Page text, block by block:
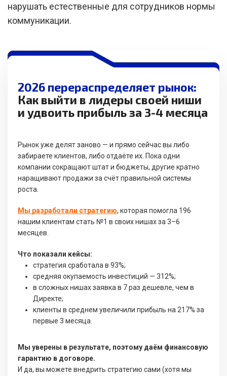
нарушать естественные для сотрудников нормы
коммуникации.
2026 перераспределяет рынок:
Как выйти в лидеры своей ниши
и удвоить прибыль за 3-4 месяца
Рынок уже делят заново — и прямо сейчас вы либо
забираете клиентов, либо отдаёте их. Пока одни
компании сокращают штат и бюджеты, другие кратно
наращивают продажи за счёт правильной системы
роста.
Мы разработали стратегию, которая помогла 196
нашим клиентам стать №1 в своих нишах за 3–6
месяцев.
Что показали кейсы:
стратегия сработала в 93%;
средняя окупаемость инвестиций — 312%;
в сложных нишах заявка в 7 раз дешевле, чем в
Директе;
клиенты в среднем увеличили прибыль на 217% за
первые 3 месяца.
Мы уверены в результате, поэтому даём финансовую
гарантию в договоре.
И да, вы можете внедрить стратегию сами (хотя мы